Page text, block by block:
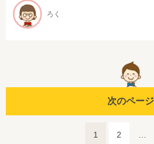
ろく
次のページ
1 2